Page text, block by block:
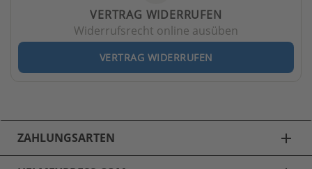
VERTRAG WIDERRUFEN
Widerrufsrecht online ausüben
VERTRAG WIDERRUFEN
ZAHLUNGSARTEN add